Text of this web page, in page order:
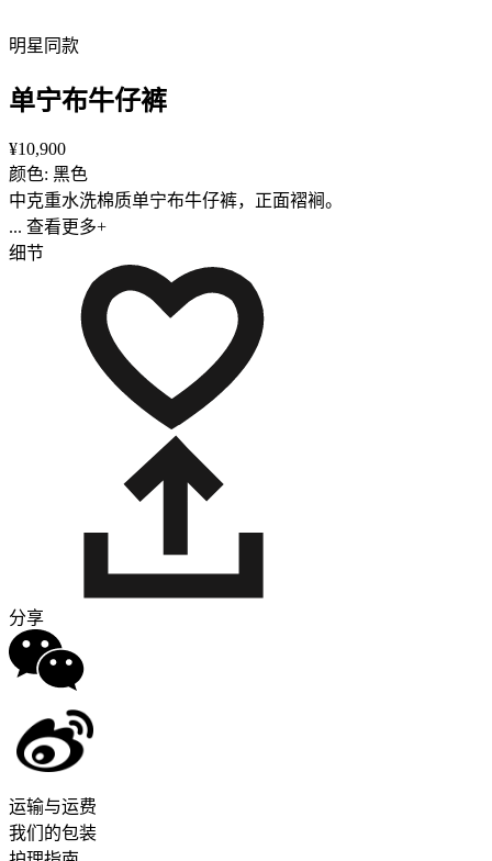
明星同款
单宁布牛仔裤
¥10,900
颜色: 黑色
中克重水洗棉质单宁布牛仔裤，正面褶裥。
... 查看更多+
细节
分享
运输与运费
我们的包装